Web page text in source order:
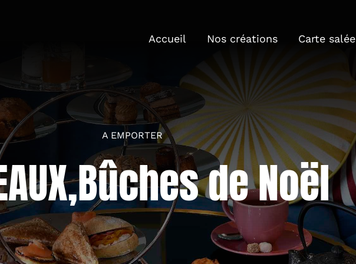
Accueil Nos créations Carte salée
A EMPORTER
de Noël